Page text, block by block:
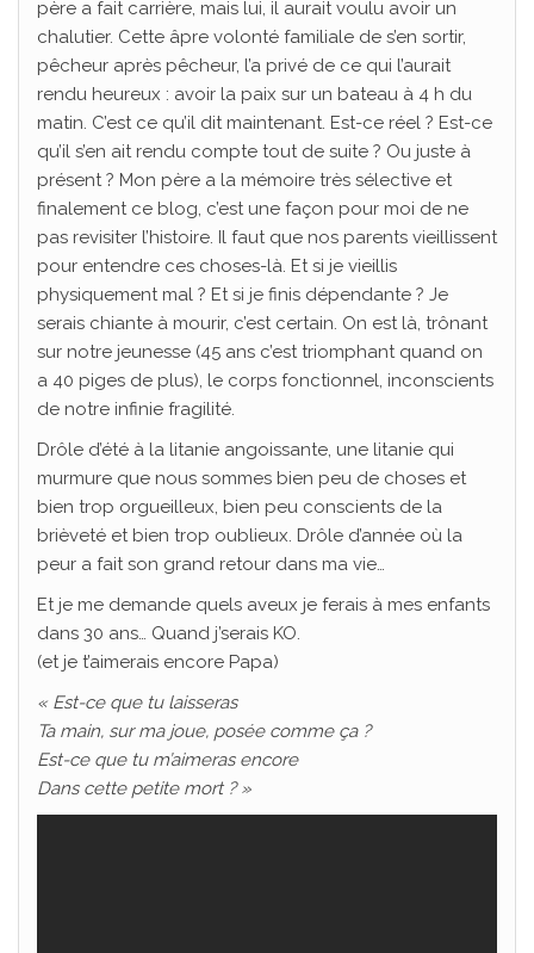
père a fait carrière, mais lui, il aurait voulu avoir un
chalutier. Cette âpre volonté familiale de s’en sortir,
pêcheur après pêcheur, l’a privé de ce qui l’aurait
rendu heureux : avoir la paix sur un bateau à 4 h du
matin. C’est ce qu’il dit maintenant. Est-ce réel ? Est-ce
qu’il s’en ait rendu compte tout de suite ? Ou juste à
présent ? Mon père a la mémoire très sélective et
finalement ce blog, c’est une façon pour moi de ne
pas revisiter l’histoire. Il faut que nos parents vieillissent
pour entendre ces choses-là. Et si je vieillis
physiquement mal ? Et si je finis dépendante ? Je
serais chiante à mourir, c’est certain. On est là, trônant
sur notre jeunesse (45 ans c’est triomphant quand on
a 40 piges de plus), le corps fonctionnel, inconscients
de notre infinie fragilité.
Drôle d’été à la litanie angoissante, une litanie qui
murmure que nous sommes bien peu de choses et
bien trop orgueilleux, bien peu conscients de la
brièveté et bien trop oublieux. Drôle d’année où la
peur a fait son grand retour dans ma vie…
Et je me demande quels aveux je ferais à mes enfants
dans 30 ans… Quand j’serais KO.
(et je t’aimerais encore Papa)
« Est-ce que tu laisseras
Ta main, sur ma joue, posée comme ça ?
Est-ce que tu m’aimeras encore
Dans cette petite mort ? »